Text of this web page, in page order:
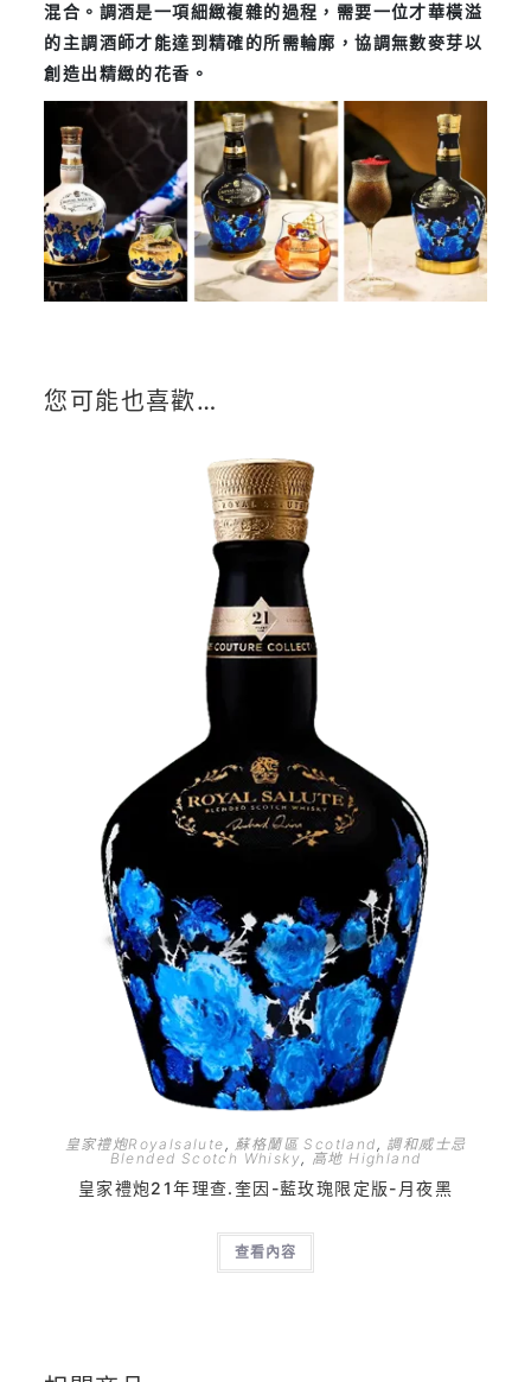
混合。調酒是一項細緻複雜的過程，需要一位才華橫溢
的主調酒師才能達到精確的所需輪廓，協調無數麥芽以
創造出精緻的花香。
您可能也喜歡…
皇家禮炮Royalsalute, 蘇格蘭區 Scotland, 調和威士忌
Blended Scotch Whisky, 高地 Highland
皇家禮炮21年理查.奎因-藍玫瑰限定版-月夜黑
查看內容